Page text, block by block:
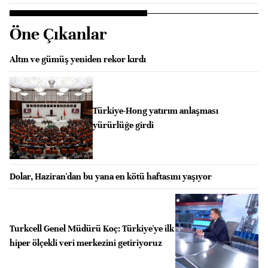
Öne Çıkanlar
Altın ve gümüş yeniden rekor kırdı
Türkiye-Hong yatırım anlaşması
yürürlüğe girdi
Dolar, Haziran'dan bu yana en kötü haftasını yaşıyor
Turkcell Genel Müdürü Koç: Türkiye'ye ilk
hiper ölçekli veri merkezini getiriyoruz